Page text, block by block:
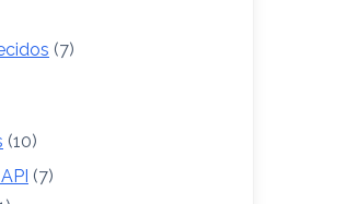
(7)
(10)
(7)